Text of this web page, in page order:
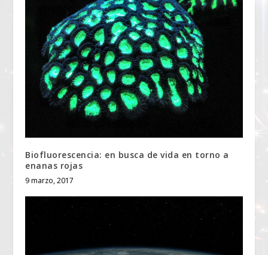
Biofluorescencia: en busca de vida en torno a
enanas rojas
9 marzo, 2017